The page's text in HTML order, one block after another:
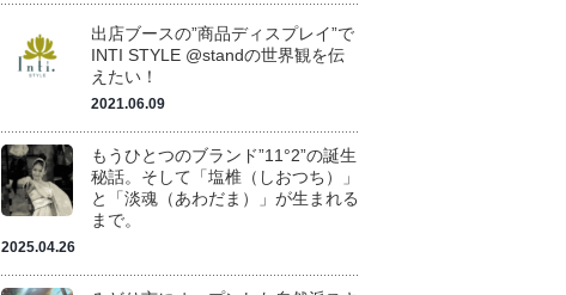
出店ブースの”商品ディスプレイ”で
INTI STYLE @standの世界観を伝
えたい！
2021.06.09
もうひとつのブランド”11°2”の誕生
秘話。そして「塩椎（しおつち）」
と「淡魂（あわだま）」が生まれる
まで。
2025.04.26